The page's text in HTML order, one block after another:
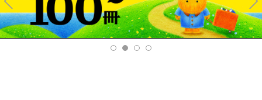
Pre
v
Ne
xt